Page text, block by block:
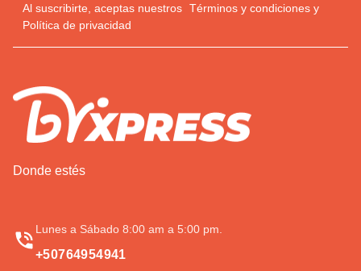
Al suscribirte, aceptas nuestros Términos y condiciones y
Política de privacidad
Donde estés
Lunes a Sábado 8:00 am a 5:00 pm.
+50764954941